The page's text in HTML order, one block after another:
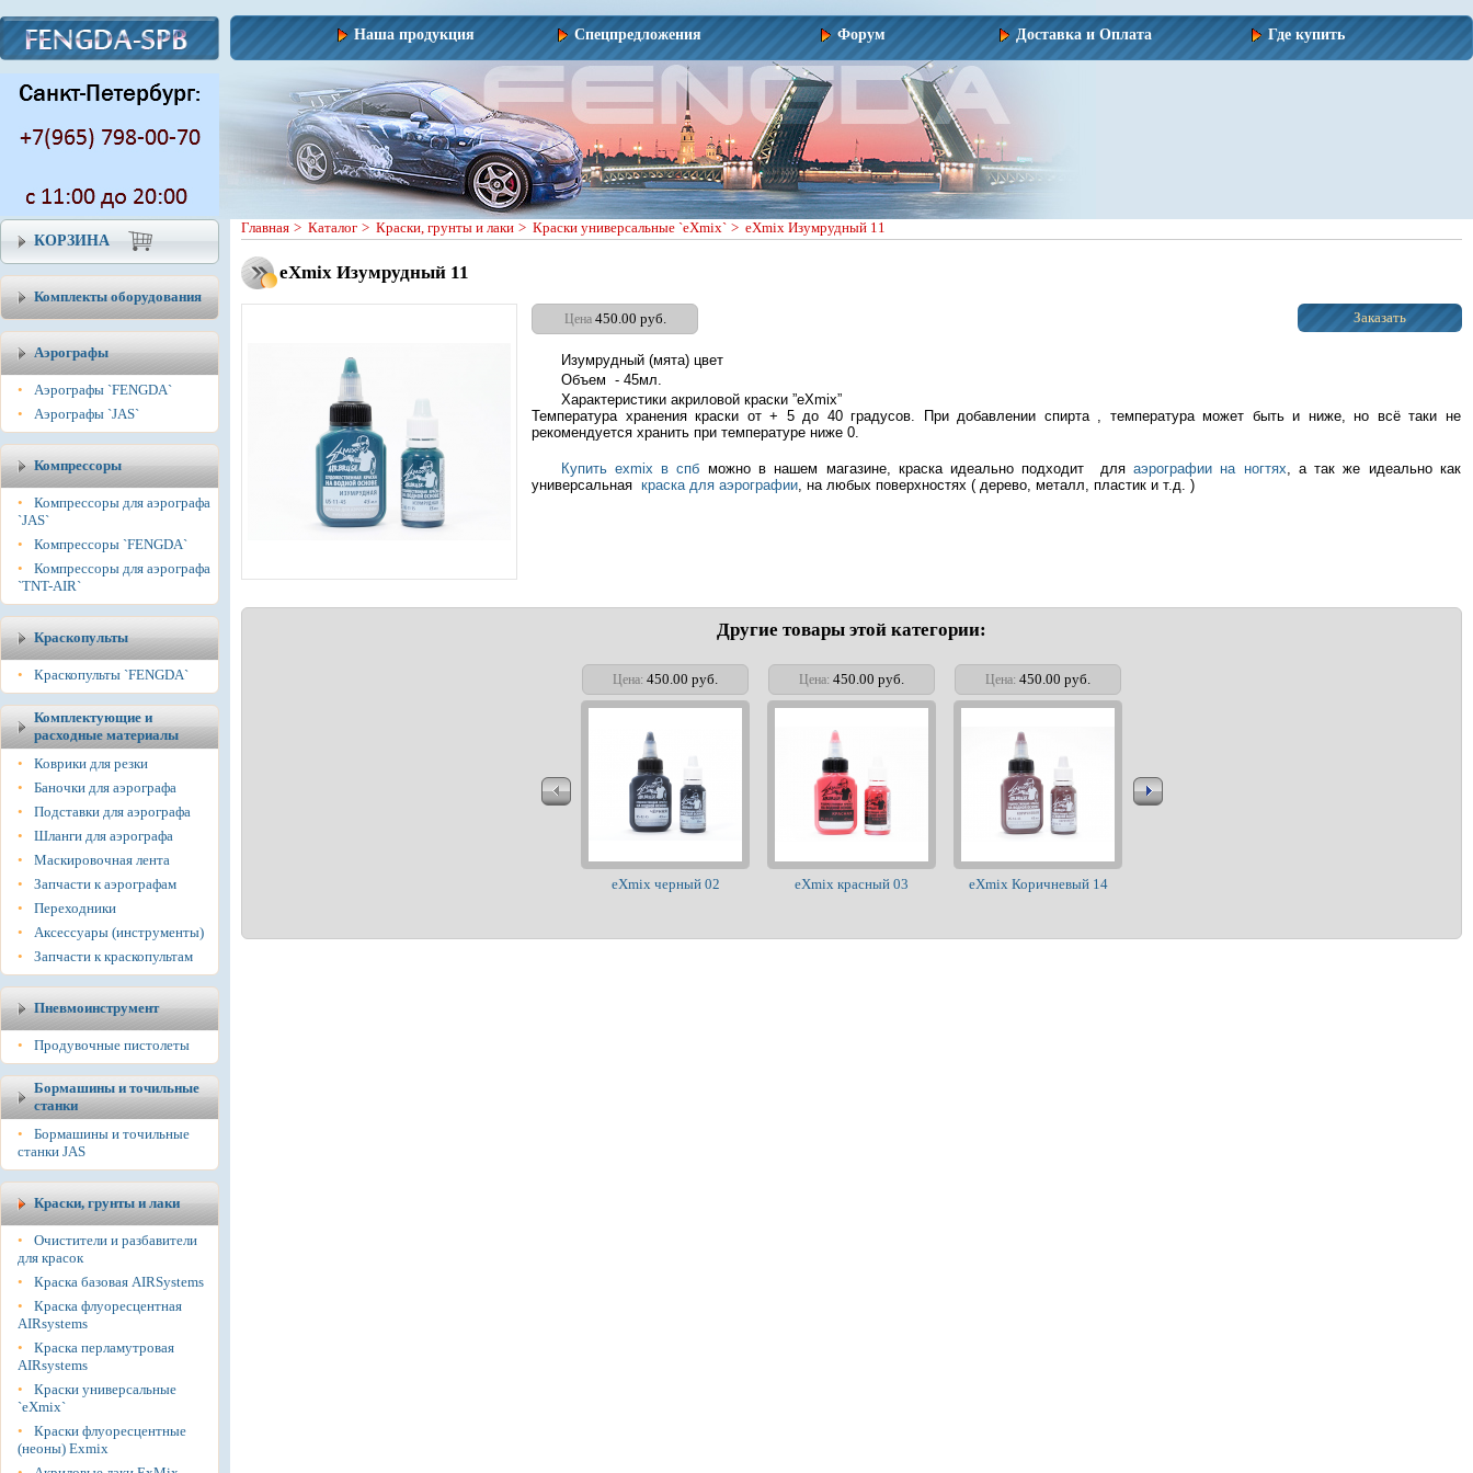
Наша продукция Спецпредложения Форум Доставка и Оплата Где купить
Главная > Каталог > Краски, грунты и лаки > Краски универсальные `eXmix` > eXmix Изумрудный 11
eXmix Изумрудный 11
Цена 450.00 руб.
Изумрудный (мята) цвет
Объем - 45мл.
Характеристики акриловой краски ”eXmix”
Температура хранения краски от + 5 до 40 градусов. При добавлении спирта , температура может быть и ниже, но всё таки не
рекомендуется хранить при температуре ниже 0.
Купить exmix в спб можно в нашем магазине, краска идеально подходит дляаэрографии на ногтях , а так же идеально как
универсальная краска для аэрографии , на любых поверхностях ( дерево, металл, пластик и т.д. )
Другие товары этой категории:
Цена: 450.00 руб.
eXmix черный 02
Цена: 450.00 руб.
eXmix красный 03
Цена: 450.00 руб.
eXmix Коричневый 14
КОРЗИНА
Комплекты оборудования
Аэрографы
•
Аэрографы `FENGDA`
•
Аэрографы `JAS`
Компрессоры
•
Компрессоры для аэрографа
`JAS`
•
Компрессоры `FENGDA`
•
Компрессоры для аэрографа
`TNT-AIR`
Краскопульты
• Краскопульты `FENGDA`
Комплектующие и
расходные материалы
•
Коврики для резки
•
Баночки для аэрографа
•
Подставки для аэрографа
•
Шланги для аэрографа
•
Маскировочная лента
•
Запчасти к аэрографам
•
Переходники
•
Аксессуары (инструменты)
•
Запчасти к краскопультам
Пневмоинструмент
• Продувочные пистолеты
Бормашины и точильные
станки
•
Бормашины и точильные
станки JAS
Краски, грунты и лаки
•
Очистители и разбавители
для красок
•
Краска базовая AIRSystems
•
Краска флуоресцентная
AIRsystems
•
Краска перламутровая
AIRsystems
•
Краски универсальные
`eXmix`
•
Краски флуоресцентные
(неоны) Exmix